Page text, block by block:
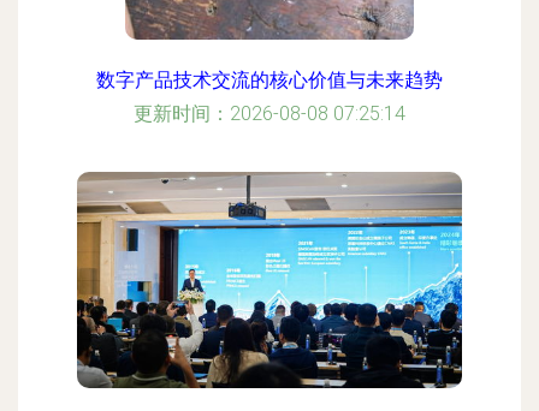
数字产品技术交流的核心价值与未来趋势
更新时间：2026-08-08 07:25:14